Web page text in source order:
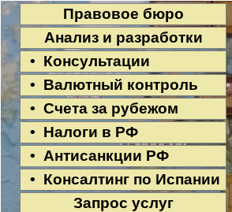
Правовое бюро
Анализ и разработки
• Консультации
• Валютный контроль
• Счета за рубежом
• Налоги в РФ
• Антисанкции РФ
• Консалтинг по Испании
Запрос услуг